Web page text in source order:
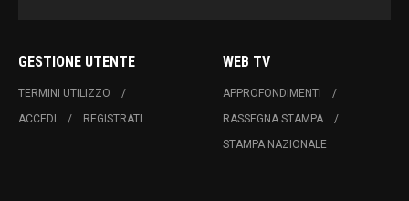
GESTIONE UTENTE
TERMINI UTILIZZO
ACCEDI
REGISTRATI
WEB TV
APPROFONDIMENTI
RASSEGNA STAMPA
STAMPA NAZIONALE